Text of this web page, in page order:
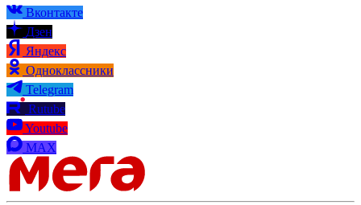
Вконтакте
Дзен
Яндекс
Одноклассники
Telegram
Rutube
Youtube
MAX